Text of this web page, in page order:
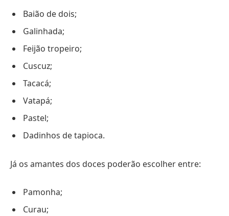
Baião de dois;
Galinhada;
Feijão tropeiro;
Cuscuz;
Tacacá;
Vatapá;
Pastel;
Dadinhos de tapioca.
Já os amantes dos doces poderão escolher entre:
Pamonha;
Curau;